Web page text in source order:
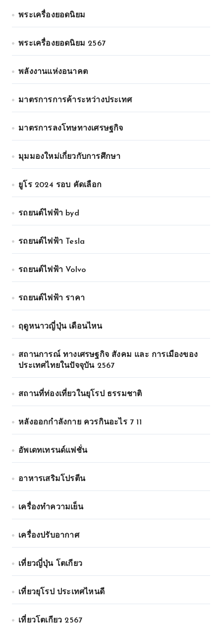
พระเครื่องยอดนิยม
พระเครื่องยอดนิยม 2567
พลังงานแห่งอนาคต
มาตรการการค้าระหว่างประเทศ
มาตรการลงโทษทางเศรษฐกิจ
มุมมองใหม่เกี่ยวกับการศึกษา
ยูโร 2024 รอบ คัดเลือก
รถยนต์ไฟฟ้า byd
รถยนต์ไฟฟ้า Tesla
รถยนต์ไฟฟ้า Volvo
รถยนต์ไฟฟ้า ราคา
ฤดูหนาวญี่ปุ่น เดือนไหน
สถานการณ์ ทางเศรษฐกิจ สังคม และ การเมืองของ
ประเทศไทยในปัจจุบัน 2567
สถานที่ท่องเที่ยวในยุโรป ธรรมชาติ
หลังออกกําลังกาย ควรกินอะไร 7 11
อัพเดทเทรนด์แฟชั่น
อาหารเสริมโปรตีน
เครื่องทำความเย็น
เครื่องปรับอากาศ
เที่ยวญี่ปุ่น โตเกียว
เที่ยวยุโรป ประเทศไหนดี
เที่ยวโตเกียว 2567